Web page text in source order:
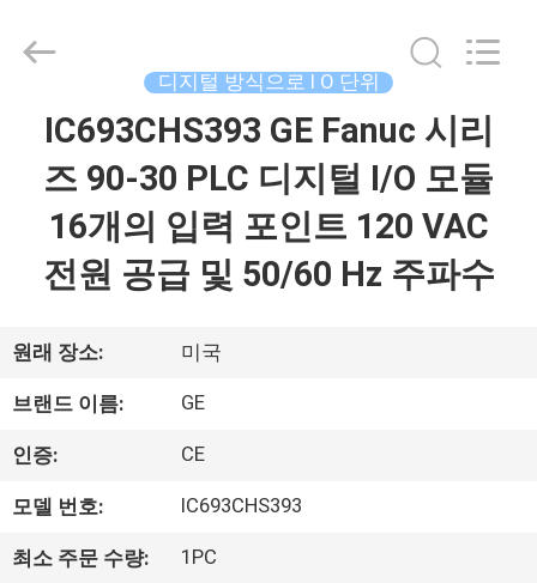
개
동
영
2026
CO.,LTD.
Reserved.
디지털 방식으로 I O 단위
IC693CHS393 GE Fanuc 시리
즈 90-30 PLC 디지털 I/O 모듈
16개의 입력 포인트 120 VAC
전원 공급 및 50/60 Hz 주파수
원래 장소: 미국
브랜드 이름: GE
인증: CE
모델 번호: IC693CHS393
최소 주문 수량: 1PC